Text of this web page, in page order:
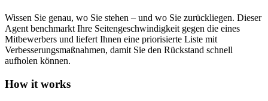
Wissen Sie genau, wo Sie stehen – und wo Sie zurückliegen. Dieser
Agent benchmarkt Ihre Seitengeschwindigkeit gegen die eines
Mitbewerbers und liefert Ihnen eine priorisierte Liste mit
Verbesserungsmaßnahmen, damit Sie den Rückstand schnell
aufholen können.
How it works